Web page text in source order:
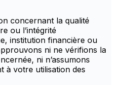
concernant la qualité
ou l’intégrité
institution financière ou
ni ne vérifions la
ni n’assumons
à votre utilisation des